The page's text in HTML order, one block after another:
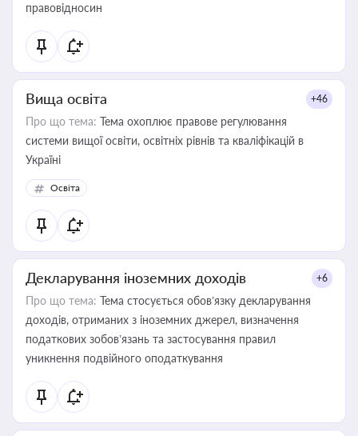
правовідносин
Вища освіта +46
Про що тема: Тема охоплює правове регулювання
системи вищої освіти, освітніх рівнів та кваліфікацій в
Україні
Освіта
Декларування іноземних доходів +6
Про що тема: Тема стосується обов’язку декларування
доходів, отриманих з іноземних джерел, визначення
податкових зобов’язань та застосування правил
уникнення подвійного оподаткування